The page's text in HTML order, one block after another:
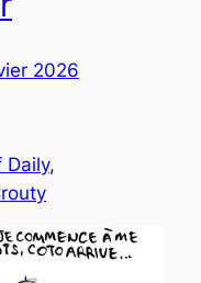
2026
Daily